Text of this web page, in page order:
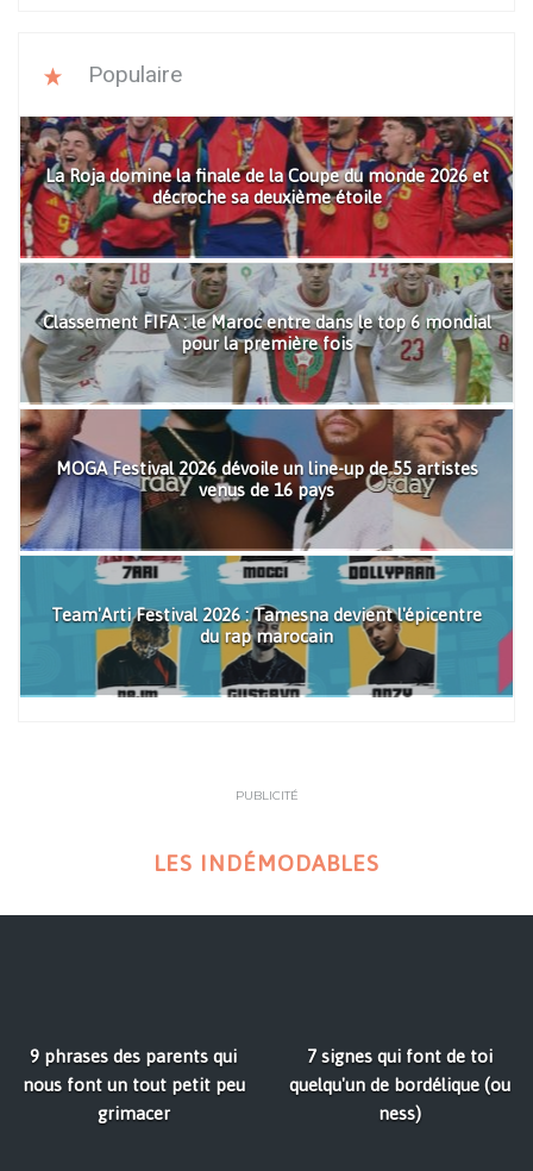
Populaire
La Roja domine la finale de la Coupe du monde 2026 et
décroche sa deuxième étoile
Classement FIFA : le Maroc entre dans le top 6 mondial
pour la première fois
MOGA Festival 2026 dévoile un line-up de 55 artistes
venus de 16 pays
Team'Arti Festival 2026 : Tamesna devient l'épicentre
du rap marocain
PUBLICITÉ
LES INDÉMODABLES
9 phrases des parents qui
nous font un tout petit peu
grimacer
7 signes qui font de toi
quelqu'un de bordélique (ou
ness)